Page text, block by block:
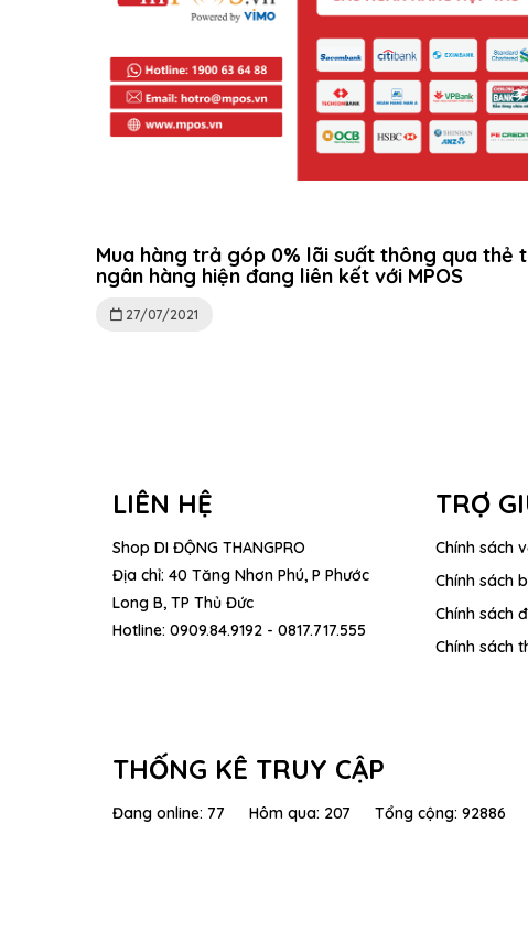
Mua hàng trả góp 0% lãi suất thông qua thẻ
ngân hàng hiện đang liên kết với MPOS
27/07/2021
LIÊN HỆ
Shop DI ĐỘNG THANGPRO
Địa chỉ: 40 Tăng Nhơn Phú, P Phước
Long B, TP Thủ Đức
Hotline: 0909.84.9192 - 0817.717.555
TRỢ
Chính sách
Chính sách
Chính sách
Chính sách
THỐNG KÊ TRUY CẬP
Đang online: 77 Hôm qua: 207 Tổng cộng: 92886